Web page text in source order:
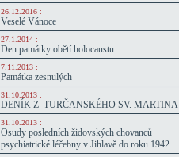
26.12.2016 :
Veselé Vánoce
27.1.2014 :
Den památky obětí holocaustu
7.11.2013 :
Památka zesnulých
31.10.2013 :
DENÍK Z TURČANSKÉHO SV. MARTINA
31.10.2013 :
Osudy posledních židovských chovanců
psychiatrické léčebny v Jihlavě do roku 1942